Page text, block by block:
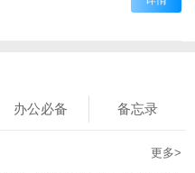
办公必备 备忘录
更多>